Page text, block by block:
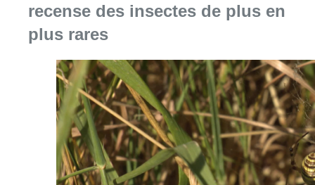
recense des insectes de plus en
plus rares